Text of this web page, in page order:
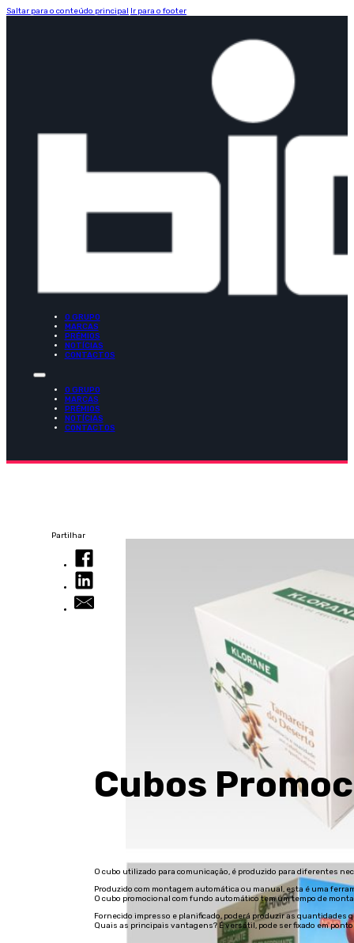
Saltar para o conteúdo principal Ir para o footer
O GRUPO
MARCAS
PRÉMIOS
NOTÍCIAS
CONTACTOS
O GRUPO
MARCAS
PRÉMIOS
NOTÍCIAS
CONTACTOS
Partilhar
Cubos
O cubo utilizado para comunicação, é produzido para diferentes
Produzido com montagem automática ou manual, esta é uma
O cubo promocional com fundo automático tem um tempo de
Fornecido impresso e planificado, poderá produzir as quantidades
Quais as principais vantagens? É versátil, pode ser fixado em